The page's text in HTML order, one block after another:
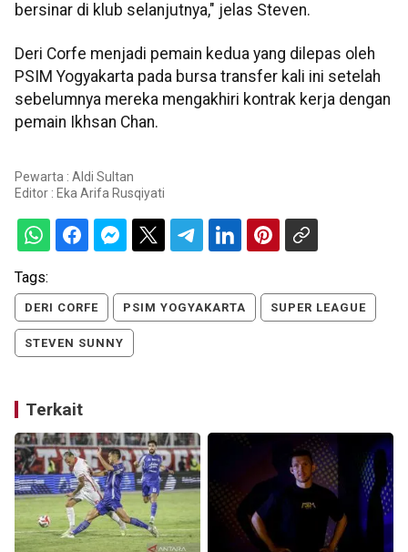
bersinar di klub selanjutnya," jelas Steven.
Deri Corfe menjadi pemain kedua yang dilepas oleh
PSIM Yogyakarta pada bursa transfer kali ini setelah
sebelumnya mereka mengakhiri kontrak kerja dengan
pemain Ikhsan Chan.
Pewarta : Aldi Sultan
Editor : Eka Arifa Rusqiyati
Tags:
DERI CORFE PSIM YOGYAKARTA SUPER LEAGUE
STEVEN SUNNY
Terkait